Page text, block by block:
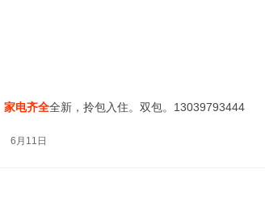
家电齐全全新，拎包入住。双包。13039793444
6月11日